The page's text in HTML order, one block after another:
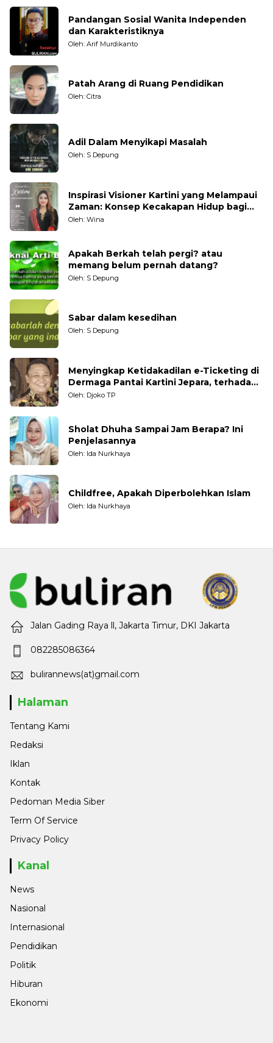
Pandangan Sosial Wanita Independen
dan Karakteristiknya
Oleh: Arif Murdikanto
Patah Arang di Ruang Pendidikan
Oleh: Citra
Adil Dalam Menyikapi Masalah
Oleh: S Depung
Inspirasi Visioner Kartini yang Melampaui
Zaman: Konsep Kecakapan Hidup bagi
Generasi Muda
Oleh: Wina
Apakah Berkah telah pergi? atau
memang belum pernah datang?
Oleh: S Depung
Sabar dalam kesedihan
Oleh: S Depung
Menyingkap Ketidakadilan e-Ticketing di
Dermaga Pantai Kartini Jepara, terhadap
Nelayan Tradisional
Oleh: Djoko TP
Sholat Dhuha Sampai Jam Berapa? Ini
Penjelasannya
Oleh: Ida Nurkhaya
Childfree, Apakah Diperbolehkan Islam
Oleh: Ida Nurkhaya
Jalan Gading Raya ll, Jakarta Timur, DKI Jakarta
082285086364
bulirannews(at)gmail.com
Halaman
Tentang Kami
Redaksi
Iklan
Kontak
Pedoman Media Siber
Term Of Service
Privacy Policy
Kanal
News
Nasional
Internasional
Pendidikan
Politik
Hiburan
Ekonomi